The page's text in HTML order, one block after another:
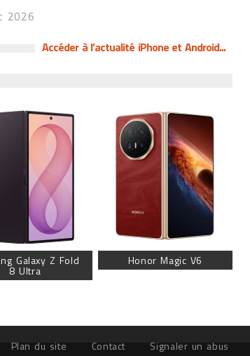
2026
Accéder à l’actualité iPhone et Android...
Galaxy Z Fold
8 Ultra
Honor Magic V6
Plan du site Contact Signaler un abus